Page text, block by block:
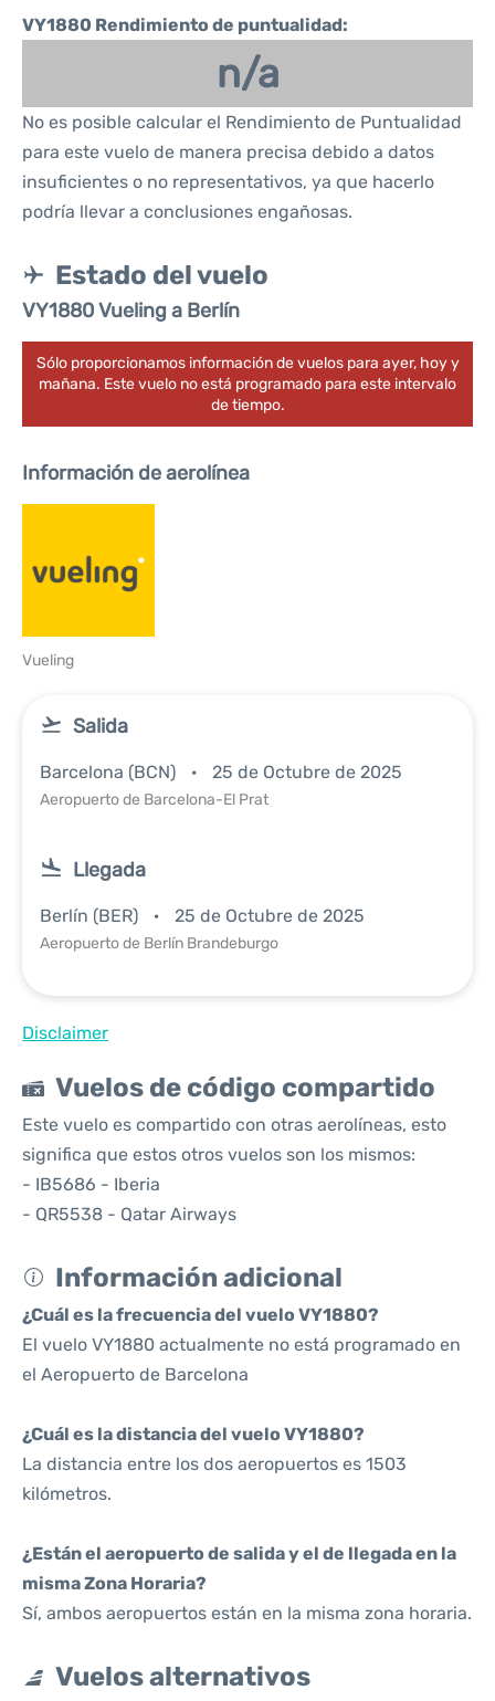
VY1880 Rendimiento de puntualidad:
n/a
No es posible calcular el Rendimiento de Puntualidad
para este vuelo de manera precisa debido a datos
insuficientes o no representativos, ya que hacerlo
podría llevar a conclusiones engañosas.
Estado del vuelo
VY1880 Vueling a Berlín
Sólo proporcionamos información de vuelos para ayer, hoy y
mañana. Este vuelo no está programado para este intervalo
de tiempo.
Información de aerolínea
Vueling
Salida
Barcelona (BCN) 25 de Octubre de 2025
Aeropuerto de Barcelona-El Prat
Llegada
Berlín (BER) 25 de Octubre de 2025
Aeropuerto de Berlín Brandeburgo
Disclaimer
Vuelos de código compartido
Este vuelo es compartido con otras aerolíneas, esto
significa que estos otros vuelos son los mismos:
- IB5686 - Iberia
- QR5538 - Qatar Airways
Información adicional
¿Cuál es la frecuencia del vuelo VY1880?
El vuelo VY1880 actualmente no está programado en
el Aeropuerto de Barcelona
¿Cuál es la distancia del vuelo VY1880?
La distancia entre los dos aeropuertos es 1503
kilómetros.
¿Están el aeropuerto de salida y el de llegada en la
misma Zona Horaria?
Sí, ambos aeropuertos están en la misma zona horaria.
Vuelos alternativos